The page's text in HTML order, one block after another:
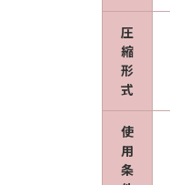
圧
縮
形
式
使
用
条